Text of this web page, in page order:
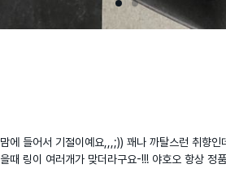
에 들어서 기절이예요,,,;)) 꽤나 까탈스런 취향
때 링이 여러개가 맞더라구요-!!! 야호오 항상 정